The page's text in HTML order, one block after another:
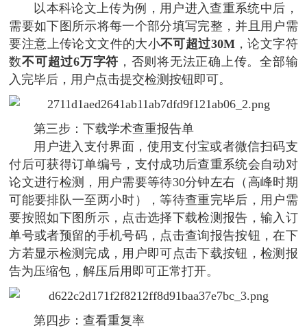
以本科论文上传为例，用户进入查重系统中后，
需要如下图所示将每一个部分填写完整，并且用户需
要注意上传论文文件的大小不可超过30M，论文字符
数不可超过6万字符 ，否则将无法正确上传。全部输
入完毕后，用户点击提交检测按钮即可。
第三步：下载学术查重报告单
用户进入支付界面，使用支付宝或者微信扫码支
付后可获得订单编号，支付成功后查重系统会自动对
论文进行检测，用户需要等待30分钟左右（高峰时期
可能要排队一至两小时），等待查重完毕后，用户需
要按照如下图所示，点击选择下载检测报告，输入订
单号或者预留的手机号码，点击查询报告按钮，在下
方若显示检测完成，用户即可点击下载按钮，检测报
告为压缩包，解压后用即可正常打开。
第四步：查看重复率